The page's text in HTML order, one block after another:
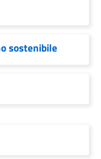
sostenibile